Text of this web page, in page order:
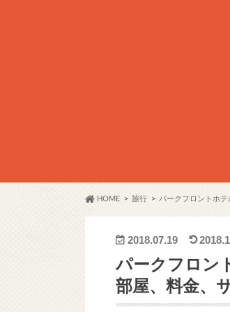
HOME 旅行 パークフロントホテ
2018.07.19
パークフロン
部屋、料金、